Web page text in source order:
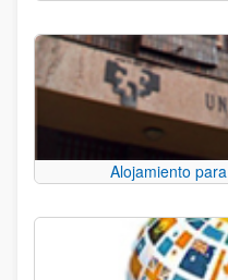
Alojamiento